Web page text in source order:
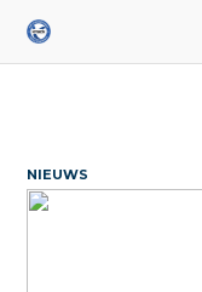
NIEUWS